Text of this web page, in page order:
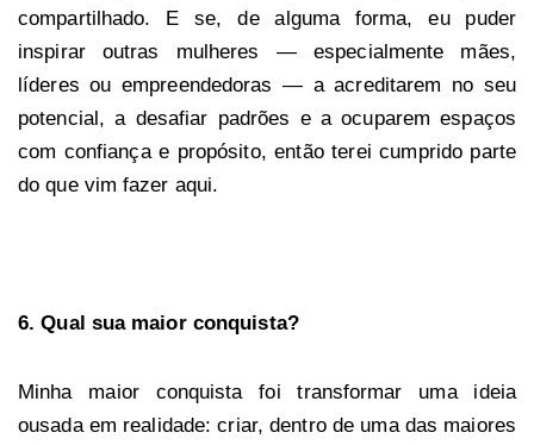
compartilhado. E se, de alguma forma, eu puder
inspirar outras mulheres — especialmente mães,
líderes ou empreendedoras — a acreditarem no seu
potencial, a desafiar padrões e a ocuparem espaços
com confiança e propósito, então terei cumprido parte
do que vim fazer aqui.
6. Qual sua maior conquista?
Minha maior conquista foi transformar uma ideia
ousada em realidade: criar, dentro de uma das maiores